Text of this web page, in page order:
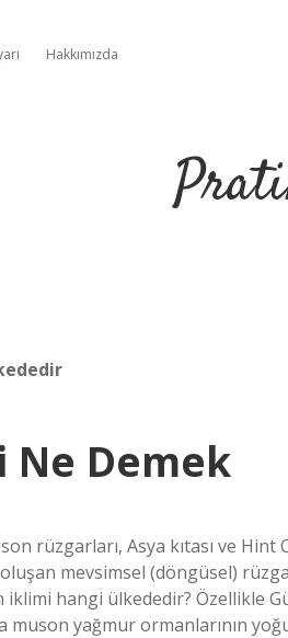
Hakkımızda
Demek
rüzgarları, Asya kıtası ve Hint
mevsimsel (döngüsel)
hangi ülkededir? Özellikle
muson yağmur ormanlarının